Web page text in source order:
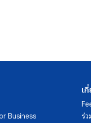
Business
เ
ร่ว